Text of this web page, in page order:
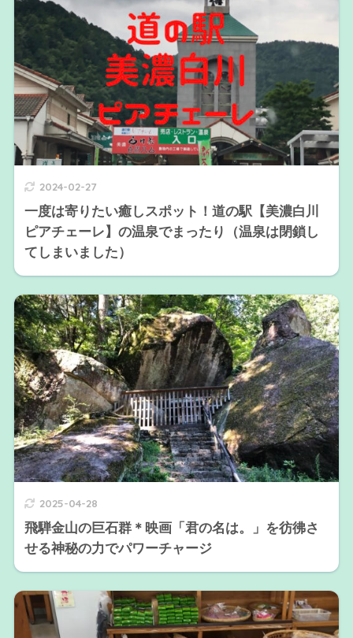
2024-02-27
一度は寄りたい癒しスポット！道の駅【美濃白川
ピアチェーレ】の温泉でまったり（温泉は閉鎖し
てしまいました）
2025-04-28
飛騨金山の巨石群＊映画「君の名は。」を彷彿さ
せる神秘の力でパワーチャージ